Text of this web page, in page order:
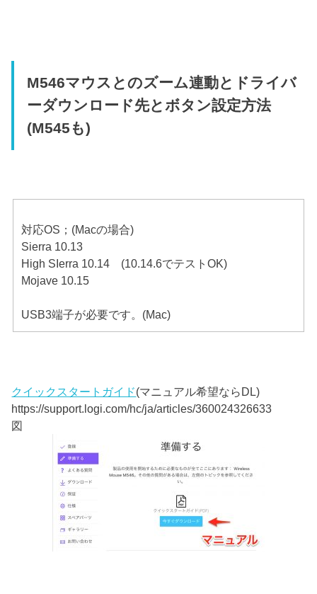
M546マウスとのズーム連動とドライバ
ーダウンロード先とボタン設定方法
(M545も)
対応OS；(Macの場合)
Sierra 10.13
High SIerra 10.14 (10.14.6でテストOK)
Mojave 10.15
USB3端子が必要です。(Mac)
クイックスタートガイド(マニュアル希望ならDL)
https://support.logi.com/hc/ja/articles/360024326633
図